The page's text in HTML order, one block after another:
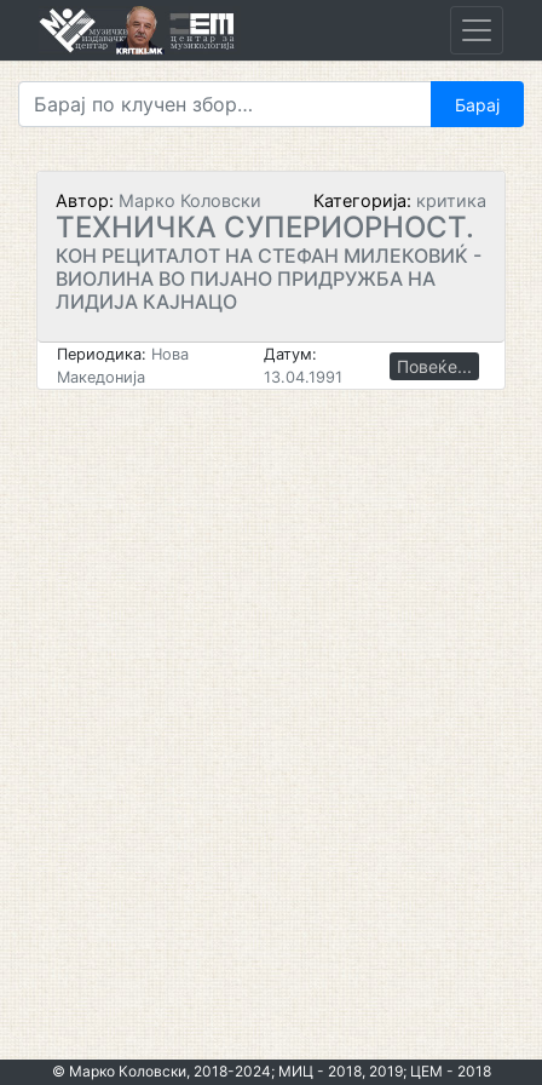
Автор: Марко Коловски Категорија: критика
ТЕХНИЧКА СУПЕРИОРНОСТ.
КОН РЕЦИТАЛОТ НА СТЕФАН МИЛЕКОВИЌ -
ВИОЛИНА ВО ПИЈАНО ПРИДРУЖБА НА
ЛИДИЈА КАЈНАЦО
Периодика: Нова
Македонија
Датум:
13.04.1991
Повеќе...
© Марко Коловски, 2018-2024; МИЦ - 2018, 2019; ЦЕМ - 2018